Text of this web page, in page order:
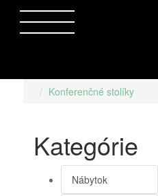
Konferenčné stolíky
Kategórie
Nábytok